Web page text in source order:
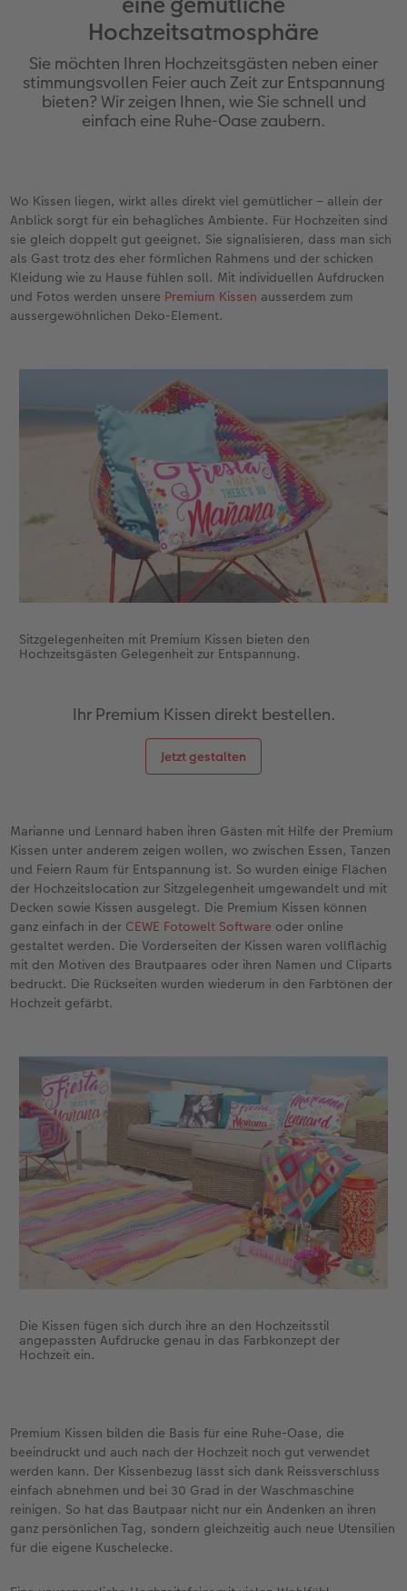
Personalisierter Schuber
CEWE FOTOBUCH Kids
Bestellwege
Webinare
Kundenbeispiele
Coffeetable Book «Art Collection»
CEWE FOTOBUCH per PDF
CEWE myPhotos
Zubehör
Nature Prints
Fotosets
Biometrisches Passfoto
Zubehör
CEWE myPhotos
Photo Streetmap Poster
hexxas
Foto auf Holz
Gallery Print
Hartschaum
Wandgestaltung
CEWE myPhotos
Zubehör
Weitere Anlässe
Fotokarten
CEWE myPhotos
Spiele
Haustiere
Foto-Geschenkbox
Geschenkidee
CEWE Geschenkgutschein
Foto-Leckerlidose
Silikonhüllen
Lederhüllen
Mit Design
CEWE myPhotos
Wandkalender mit Design
Wandkalender A4 Panorama
CEWE myPhotos
Zubehör
Zum Geburtstag
Muttertagsgeschenke
Geschenke zum Abschied
für den JGA
Hochzeit
Fotowettbewerbe
Hochzeitsatmosphäre
Sie möchten Ihren Hochzeitsgästen neben einer
stimmungsvollen Feier auch Zeit zur Entspannung
bieten? Wir zeigen Ihnen, wie Sie schnell und
einfach eine Ruhe-Oase zaubern.
Wo Kissen liegen, wirkt alles direkt viel gemütlicher – allein der
Anblick sorgt für ein behagliches Ambiente. Für Hochzeiten sind
sie gleich doppelt gut geeignet. Sie signalisieren, dass man sich
als Gast trotz des eher förmlichen Rahmens und der schicken
Kleidung wie zu Hause fühlen soll. Mit individuellen Aufdrucken
und Fotos werden unsere Premium Kissen ausserdem zum
aussergewöhnlichen Deko-Element.
Sitzgelegenheiten mit Premium Kissen bieten den
Hochzeitsgästen Gelegenheit zur Entspannung.
Ihr Premium Kissen direkt bestellen.
Jetzt gestalten
Marianne und Lennard haben ihren Gästen mit Hilfe der Premium
Kissen unter anderem zeigen wollen, wo zwischen Essen, Tanzen
und Feiern Raum für Entspannung ist. So wurden einige Flächen
der Hochzeitslocation zur Sitzgelegenheit umgewandelt und mit
Decken sowie Kissen ausgelegt. Die Premium Kissen können
ganz einfach in der CEWE Fotowelt Software oder online
gestaltet werden. Die Vorderseiten der Kissen waren vollflächig
mit den Motiven des Brautpaares oder ihren Namen und Cliparts
bedruckt. Die Rückseiten wurden wiederum in den Farbtönen der
Hochzeit gefärbt.
Die Kissen fügen sich durch ihre an den Hochzeitsstil
angepassten Aufdrucke genau in das Farbkonzept der
Hochzeit ein.
Premium Kissen bilden die Basis für eine Ruhe-Oase, die
beeindruckt und auch nach der Hochzeit noch gut verwendet
werden kann. Der Kissenbezug lässt sich dank Reissverschluss
einfach abnehmen und bei 30 Grad in der Waschmaschine
reinigen. So hat das Bautpaar nicht nur ein Andenken an ihren
ganz persönlichen Tag, sondern gleichzeitig auch neue Utensilien
für die eigene Kuschelecke.